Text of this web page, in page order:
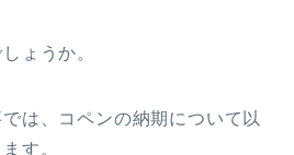
ょうか。
は、コペンの納期について以
す。